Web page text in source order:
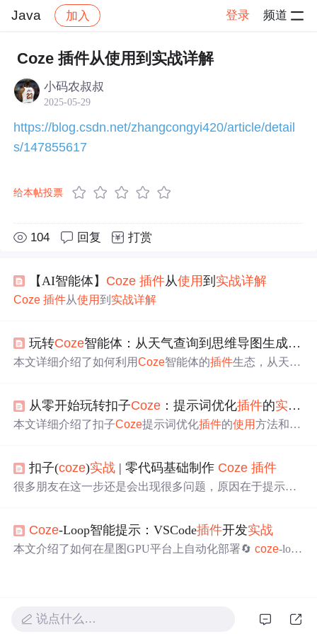
Java 加入 登录 频道
社区 Java 技术交流 帖子详情
Coze 插件从使用到实战详解
小码农叔叔
2025-05-29
https://blog.csdn.net/zhangcongyi420/article/detail
s/147855617
给本帖投票
104 回复 打赏
【AI智能体】 Coze 插件从使用到 实战详解
Coze 插件从使用到 实战详解
玩转Coze智能体：从天气查询到思维导图生成的全
本文详细介绍了如何利用Coze智能体的插件生态，从天气
配置、协同工作流设计及性能优化，帮助用户快速掌握智
能体的多功能应用。
从零开始玩转扣子Coze ：提示词优化插件的实战
本文详细介绍了扣子Coze提示词优化插件的使用方法和实
特别适合AI绘画新手、内容创作者和设计师使用。
扣子(coze)实战 | 零代码基础制作 Coze 插件
很多朋友在这一步还是会出现很多问题，原因在于提示词
该将这个 API-key 做成变量，用户想用这个插件，就必须
传入用户自己的 API-key 这样可以避免扣除我们的资源
过。
Coze-Loop智能提示：VSCode插件开发实战
本文介绍了如何在星图GPU平台上自动化部署🔄coze-loop
说点什么…